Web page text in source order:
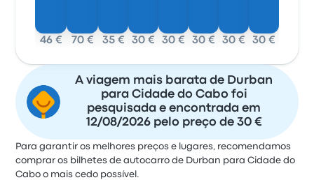
46 € 70 € 35 € 30 € 30 € 30 € 30 € 30 €
A viagem mais barata de Durban
para Cidade do Cabo foi
pesquisada e encontrada em
12/08/2026 pelo preço de 30 €
Para garantir os melhores preços e lugares, recomendamos
comprar os bilhetes de autocarro de Durban para Cidade do
Cabo o mais cedo possível.